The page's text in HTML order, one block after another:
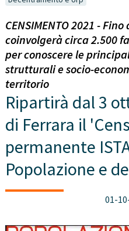
CENSIMENTO 2021 -
coinvolgerà circa 2.500
per conoscere le
strutturali e socio-
territorio
Ripartirà dal 3
di Ferrara il
permanente
Popolazione e
01-